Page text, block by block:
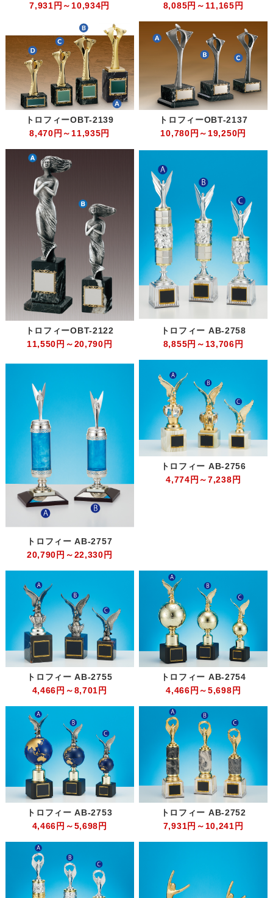
7,931円～10,934円
8,085円～11,165円
トロフィーOBT-2139
8,470円～11,935円
トロフィーOBT-2137
10,780円～19,250円
トロフィーOBT-2122
11,550円～20,790円
トロフィー AB-2758
8,855円～13,706円
トロフィー AB-2757
20,790円～22,330円
トロフィー AB-2756
4,774円～7,238円
トロフィー AB-2755
4,466円～8,701円
トロフィー AB-2754
4,466円～5,698円
トロフィー AB-2753
4,466円～5,698円
トロフィー AB-2752
7,931円～10,241円